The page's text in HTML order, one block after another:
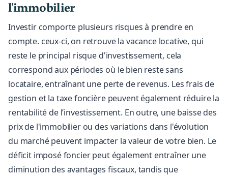
l'immobilier
Investir comporte plusieurs risques à prendre en
compte. ceux-ci, on retrouve la vacance locative, qui
reste le principal risque d'investissement, cela
correspond aux périodes où le bien reste sans
locataire, entraînant une perte de revenus. Les frais de
gestion et la taxe foncière peuvent également réduire la
rentabilité de l’investissement. En outre, une baisse des
prix de l'immobilier ou des variations dans l'évolution
du marché peuvent impacter la valeur de votre bien. Le
déficit imposé foncier peut également entraîner une
diminution des avantages fiscaux, tandis que